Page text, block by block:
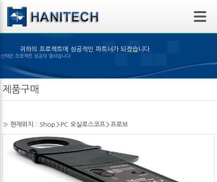
본문 바로가기
귀하의 프로젝트에 성공적인 파트너가 되겠습니다.
제품의 선택은 프로젝트 성공의 열쇠입니다.
제품구매
» 현재위치 : Shop > PC 오실로스코프 >프로브